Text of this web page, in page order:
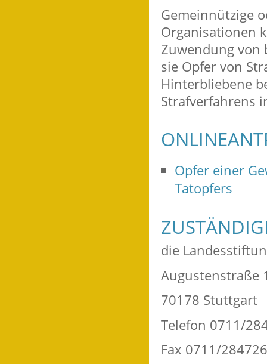
Gemeinnützige
Organisationen
Zuwendung von
sie Opfer von
Hinterbliebene
Strafverfahrens
Opfer einer
Tatopfers
die
Augustenstraße
70178 Stuttgart
Telefon 0711/
Fax 0711/